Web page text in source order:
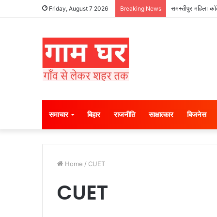
Friday, August 7 2026 Breaking News समस्तीपुर महिला
समाचार बिहार राजनीति साक्षात्कार बिजनेस
Home / CUET
CUET